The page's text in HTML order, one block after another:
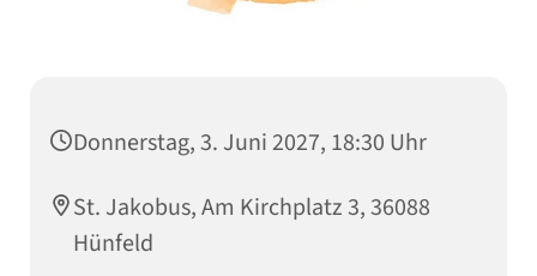
Donnerstag, 3. Juni 2027, 18:30 Uhr
St. Jakobus, Am Kirchplatz 3, 36088
Hünfeld